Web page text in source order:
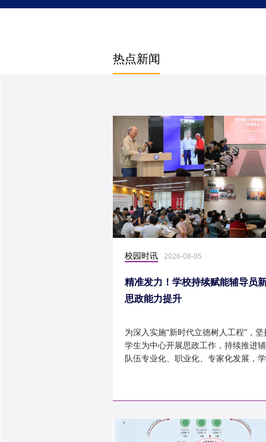
热点新闻
校园时讯 2026-08-05
精准发力！学校持续赋能辅导员
思政能力提升
为深入实施“新时代立德树人工程”，
学生为中心开展思政工作，持续推进
队伍专业化、职业化、专家化发展，